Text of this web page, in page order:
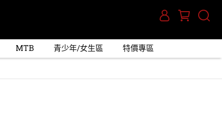
MTB 青少年/女生區 特價專區